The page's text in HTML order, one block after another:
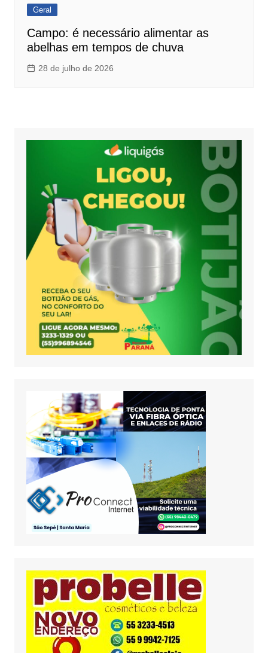
Geral
Campo: é necessário alimentar as
abelhas em tempos de chuva
28 de julho de 2026